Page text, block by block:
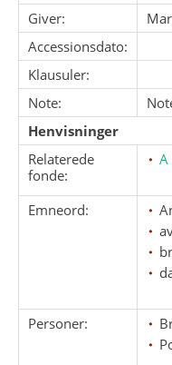
Giver:
Accessionsdato:
Klausuler:
Note:
Henvisninger
Relaterede
fonde:
A
Emneord:
Personer: